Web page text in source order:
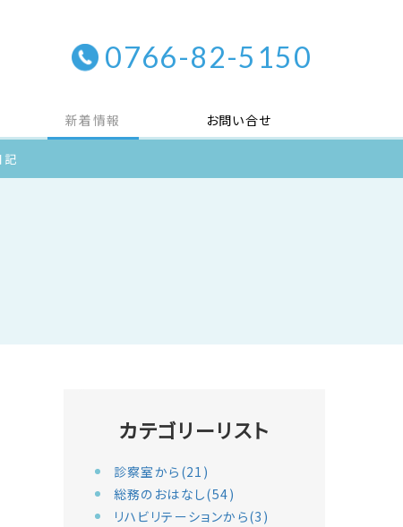
0766-82-5150
新着情報 お問い合せ
記
カテゴリーリスト
診察室から(21)
総務のおはなし(54)
リハビリテーションから(3)